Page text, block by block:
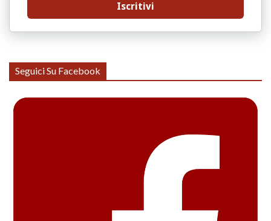
Iscritivi
Seguici Su Facebook